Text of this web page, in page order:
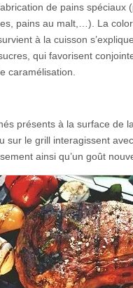
de pains spéciaux
pains au malt,…). La
à la cuisson
qui favorisent
caramélisation.
présents à la surface de
sur le grill interagissent
ainsi qu’un goût